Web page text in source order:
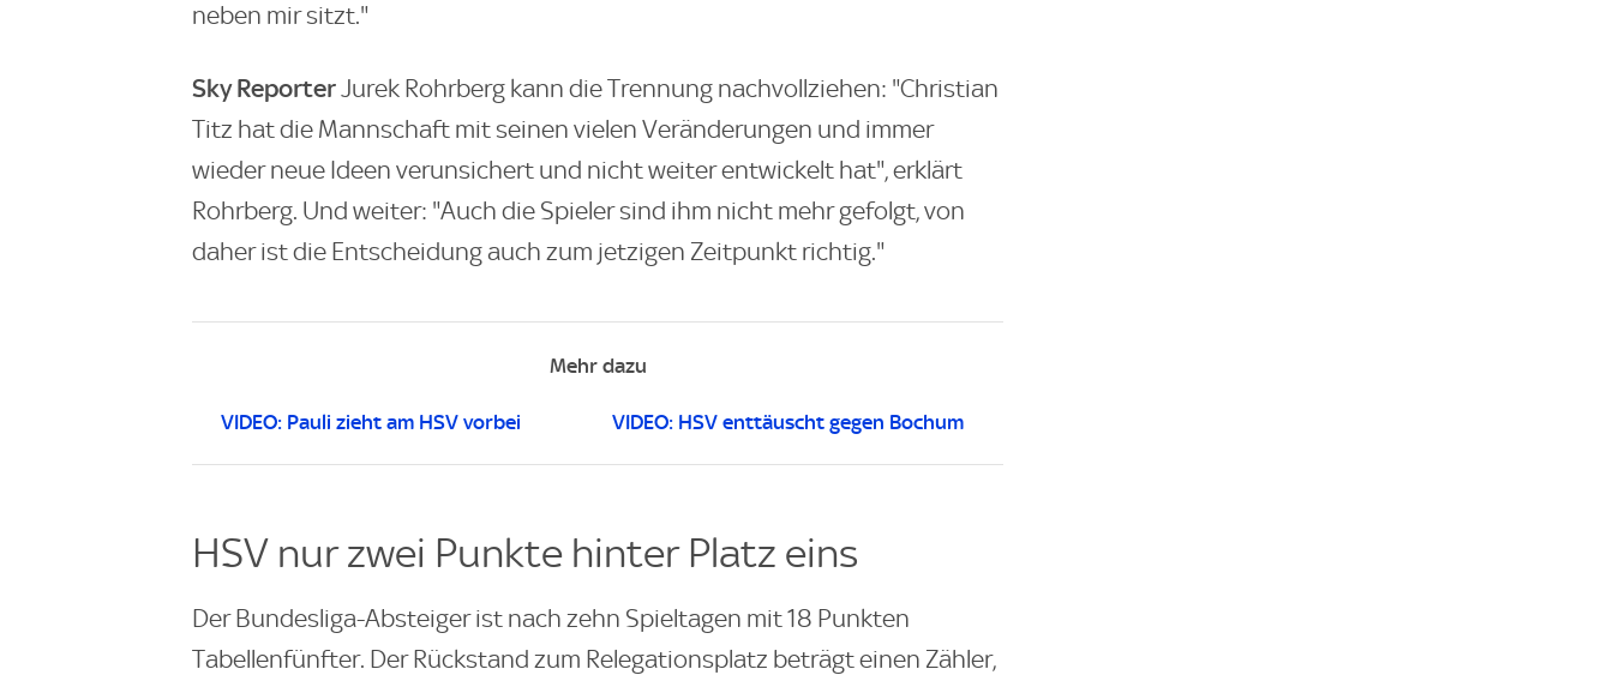
neben mir sitzt."
Sky ReporterJurek Rohrberg kann die Trennung nachvollziehen: "Christian
Titz hat die Mannschaft mit seinen vielen Veränderungen und immer
wieder neue Ideen verunsichert und nicht weiter entwickelt hat", erklärt
Rohrberg. Und weiter: "Auch die Spieler sind ihm nicht mehr gefolgt, von
daher ist die Entscheidung auch zum jetzigen Zeitpunkt richtig."
Mehr dazu
VIDEO: Pauli zieht am HSV vorbei VIDEO: HSV enttäuscht gegen Bochum
HSV nur zwei Punkte hinter Platz eins
Der Bundesliga-Absteiger ist nach zehn Spieltagen mit 18 Punkten
Tabellenfünfter. Der Rückstand zum Relegationsplatz beträgt einen Zähler,